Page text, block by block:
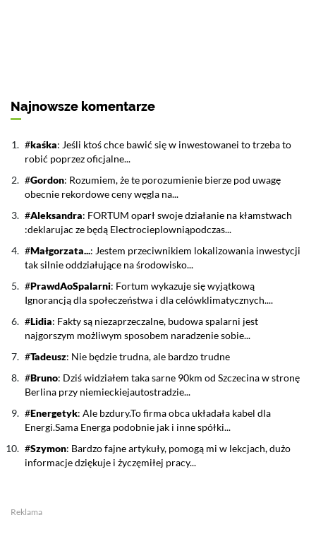
Najnowsze komentarze
kaśka: Jeśli ktoś chce bawić się w inwestowanei to trzeba to
robić poprzez oficjalne...
Gordon: Rozumiem, że te porozumienie bierze pod uwagę
obecnie rekordowe ceny węgla na...
Aleksandra: FORTUM oparł swoje działanie na kłamstwach
:deklarujac ze będą Electrocieplowniąpodczas...
Małgorzata...: Jestem przeciwnikiem lokalizowania inwestycji
tak silnie oddziałujące na środowisko...
PrawdAoSpalarni: Fortum wykazuje się wyjątkową
Ignorancją dla społeczeństwa i dla celówklimatycznych....
Lidia: Fakty są niezaprzeczalne, budowa spalarni jest
najgorszym możliwym sposobem naradzenie sobie...
Tadeusz: Nie będzie trudna, ale bardzo trudne
Bruno: Dziś widziałem taka sarne 90km od Szczecina w stronę
Berlina przy niemieckiejautostradzie...
Energetyk: Ale bzdury.To firma obca układała kabel dla
Energi.Sama Energa podobnie jak i inne spółki...
Szymon: Bardzo fajne artykuły, pomogą mi w lekcjach, dużo
informacje dziękuje i życzęmiłej pracy...
Reklama